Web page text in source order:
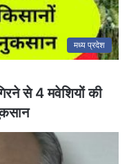
मध्य प्रदेश
से 4 मवेशियों की